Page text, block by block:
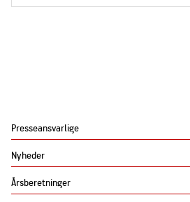
Presseansvarlige
Nyheder
Årsberetninger